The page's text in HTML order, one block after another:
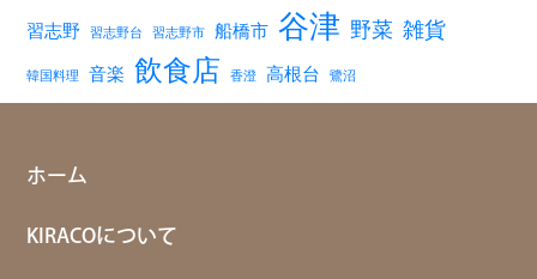
習志野 習志野台 習志野市 船橋市 谷津 野菜 雑貨
韓国料理 音楽 飲食店 香澄 高根台 鷺沼
ホーム
KIRACOについて